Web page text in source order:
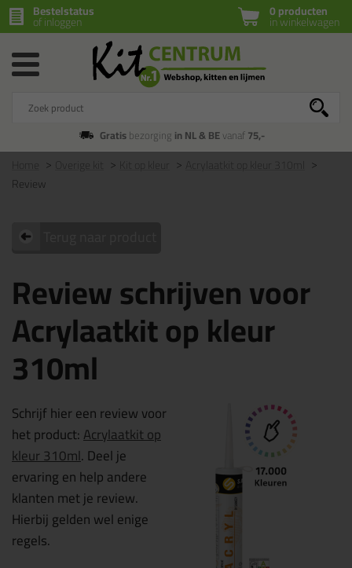
0 producten
in winkelwagen
Bestelstatus
of inloggen
Gratisbezorging in NL & BEvanaf75,-
Review
Review schrijven voor
Acrylaatkit op kleur
310ml
Schrijf hier een review voor
het product:Acrylaatkit op
kleur 310ml. Deel je
ervaring en help andere
klanten met je review.
Hierbij gelden wel enige
regels.